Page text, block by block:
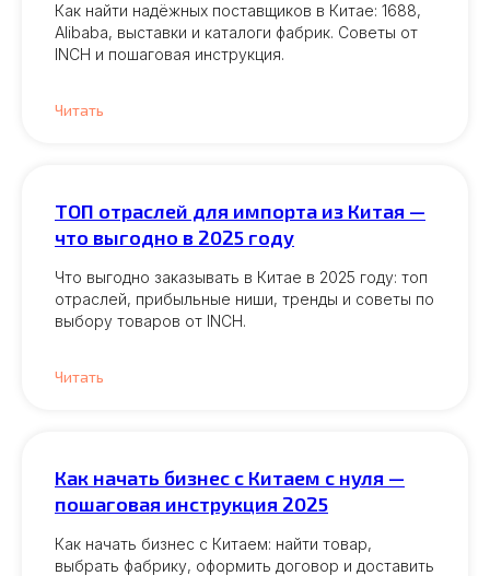
Как найти надёжных поставщиков в Китае: 1688,
Alibaba, выставки и каталоги фабрик. Советы от
INCH и пошаговая инструкция.
Читать
ТОП отраслей для импорта из Китая —
что выгодно в 2025 году
Что выгодно заказывать в Китае в 2025 году: топ
отраслей, прибыльные ниши, тренды и советы по
выбору товаров от INCH.
Читать
Как начать бизнес с Китаем с нуля —
пошаговая инструкция 2025
Как начать бизнес с Китаем: найти товар,
выбрать фабрику, оформить договор и доставить